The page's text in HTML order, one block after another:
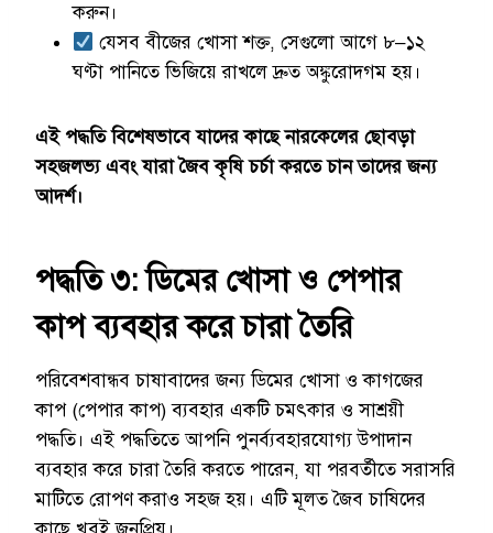
করুন।
যেসব বীজের খোসা শক্ত, সেগুলো আগে ৮–১২
ঘণ্টা পানিতে ভিজিয়ে রাখলে দ্রুত অঙ্কুরোদগম হয়।
এই পদ্ধতি বিশেষভাবে যাদের কাছে নারকেলের ছোবড়া
সহজলভ্য এবং যারা জৈব কৃষি চর্চা করতে চান তাদের জন্য
আদর্শ।
পদ্ধতি ৩: ডিমের খোসা ও পেপার
কাপ ব্যবহার করে চারা তৈরি
পরিবেশবান্ধব চাষাবাদের জন্য ডিমের খোসা ও কাগজের
কাপ (পেপার কাপ) ব্যবহার একটি চমৎকার ও সাশ্রয়ী
পদ্ধতি। এই পদ্ধতিতে আপনি পুনর্ব্যবহারযোগ্য উপাদান
ব্যবহার করে চারা তৈরি করতে পারেন, যা পরবর্তীতে সরাসরি
মাটিতে রোপণ করাও সহজ হয়। এটি মূলত জৈব চাষিদের